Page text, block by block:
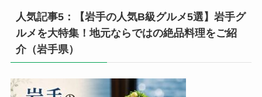
人気記事5：【岩手の人気B級グルメ5選】岩手グ
ルメを大特集！地元ならではの絶品料理をご紹
介（岩手県）